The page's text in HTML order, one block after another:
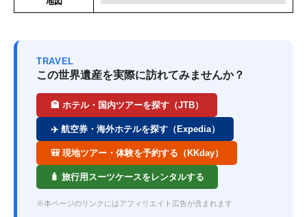
TRAVEL
この世界遺産を実際に訪れてみませんか？
🏨 ホテル・国内ツアーを探す（JTB）
✈️ 航空券・海外ホテルを探す（Expedia）
🎒 現地ツアー・体験を予約する（KKday）
🧳 旅行用スーツケースをレンタルする
※本ページのリンクにはアフィリエイト広告が含まれます